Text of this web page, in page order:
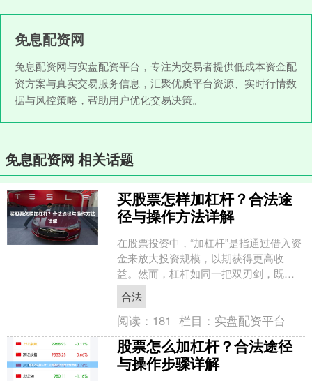
免息配资网
免息配资网与实盘配资平台，专注为交易者提供低成本资金配
资方案与真实交易服务信息，汇聚优质平台资源、实时行情数
据与风控策略，帮助用户优化交易决策。
免息配资网 相关话题
买股票怎样加杠杆？合法途
径与操作方法详解
在股票投资中，“加杠杆”是指通过借入资
金来放大投资规模，以期获得更高收
益。然而，杠杆如同一把双刃剑，既能
放大收益，也会加剧风险。本文将详细
介绍在中国股市中加杠杆....
合法
阅读： 181 栏目： 实盘配资平台
股票怎么加杠杆？合法途径
与操作步骤详解